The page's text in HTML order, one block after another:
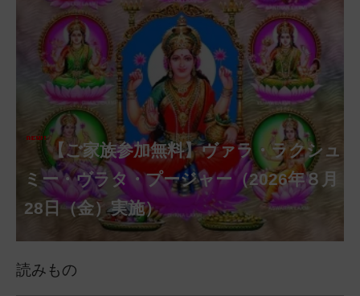
【ご家族参加無料】アーディ・アマー
ヴァシャー・プージャー（2026年８月12
日（水）実施）
【ご家族参加無料】ラクシュミー・ク
ベーラ・マンスリー・プージャー（2026
年８月12日（水）実施）
【ご家族参加無料】ナーガ・パンチャ
ミー・プージャー（2026年８月17日
（月）実施）
【ご家族参加無料】ヴァラ・ラクシュ
ミー・ヴラタ・プージャー（2026年８月
28日（金）実施）
【ご家族参加無料】サンカタハラ・チ
ャトゥルティー・プージャー（2026年８
月31日（月）実施）
【ご家族参加無料】クリシュナ・ジャヤ
ンティー・プージャー（2026年９月４日
（金）実施）
【ご家族参加無料】ガネーシャ・チャ
トゥルティー・プージャー（2026年９月
14日（月）実施）
【ご家族参加無料】マハーラクシュミ
ー・ヴラタ・プージャー（2026年９月19
日（土）実施）
【ご家族参加無料】マハーラヤー・ア
マーヴァシャー・プージャー（2026年10
月10日（土）実施）
第220回グループ・ホーマ（ナーガ・
パンチャミー、2026年８月17日（月）実
施）
第221回グループ・ホーマ（ガーヤト
リー・ジャヤンティー、2026年８月28日
（金）実施）
アンナダーナ・プロジェクト（食事の奉
仕）
ポストコロナ福祉活動支援募金
読みもの